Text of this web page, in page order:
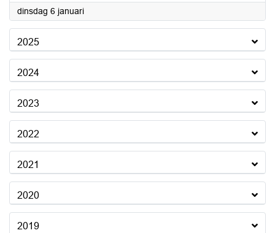
dinsdag 6 januari2026
2025
2024
2023
2022
2021
2020
2019